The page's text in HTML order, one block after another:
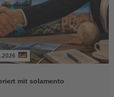
mit solamento